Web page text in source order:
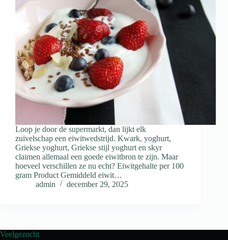
Loop je door de supermarkt, dan lijkt elk
zuivelschap een eiwitwedstrijd. Kwark, yoghurt,
Griekse yoghurt, Griekse stijl yoghurt en skyr
claimen allemaal een goede eiwitbron te zijn. Maar
hoeveel verschillen ze nu echt? Eiwitgehalte per 100
gram Product Gemiddeld eiwit…
admin
december 29, 2025
Veelgezocht